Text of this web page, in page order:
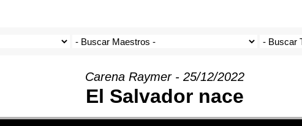
Carena Raymer - 25/12/2022
El Salvador nace